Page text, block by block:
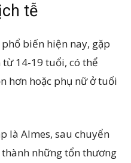
tễ
biến hiện nay, gặp
14-19 tuổi, có thể
hơn hoặc phụ nữ ở tuổi
là Almes, sau chuyển
những tổn thương